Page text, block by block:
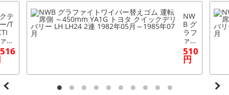
テ
/T
ン
ト
ヨ
NW
B グ
ラフ
ァイ
トワ
イパ
ー替
えゴ
510
円